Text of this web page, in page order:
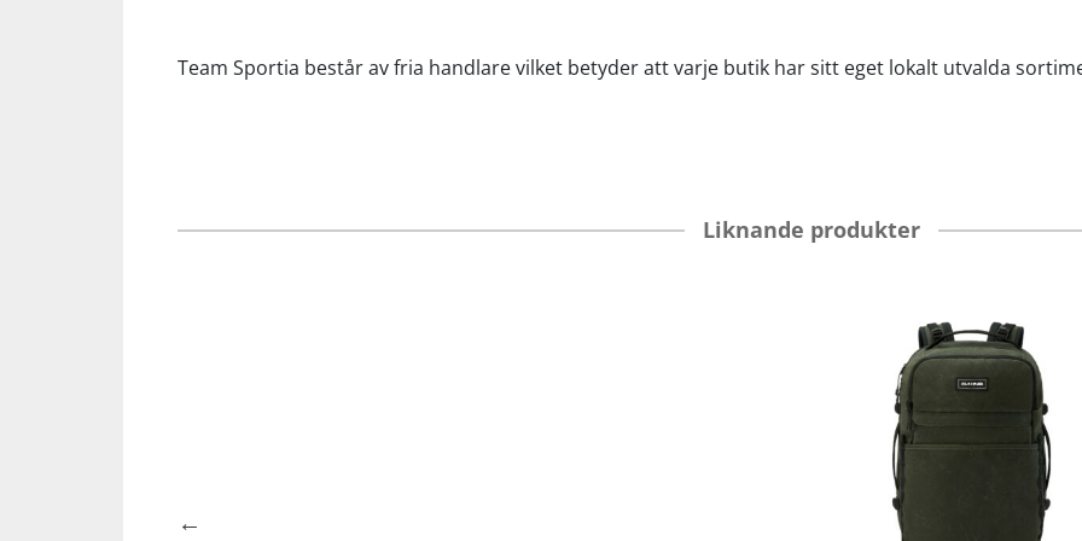
Team Sportia består av fria handlare vilket betyder att varje butik har sitt eget lokalt utvalda
Liknande produkter